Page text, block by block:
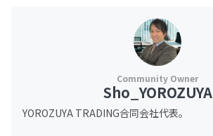
Sho_YOROZUYA
YOROZUYA TRADING合同会社代表。